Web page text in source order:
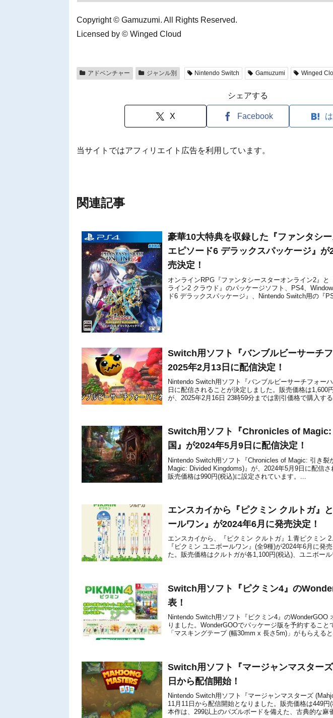
Copyright © Gamuzumi. All Rights Reserved.
Licensed by © Winged Cloud
アドベンチャー ジャンル別 Nintendo Switch Gamuzumi Winged
シェアする
X Facebook
当サイトではアフィリエイト広告を利用しています。
関連記事
豪華10大特典を収録した『ファンタシ
エピソード6 デラックスパッケージ』
売決定！
オンラインRPG『ファンタシースターオンライン2』と
ライン2 クラウド』のパッケージソフト、PS4、
ド6 デラックスパッケージ』、Nintendo Switch用の『
Switch用ソフト『バンブルビーサーチ
2025年2月13日に配信決定！
Nintendo Switch用ソフト『バンブルビーサーチフォー
日に配信されることが決定しました。販売価格は1,600
が、2025年2月16日 23時59分までは割引価格で購入す
Switch用ソフト『Chronicles of Magic:
国』が2024年5月9日に配信決定！
Nintendo Switch用ソフト『Chronicles of Magic: 引き裂
Magic: Divided Kingdoms)』が、2024年5月9日に配信さ
販売価格は990円(税込)に設定されています。...
エンスカイから『ピクミン クルトガ』
ールワン』が2024年6月に発売決定！
エンスカイから、『ピクミン クルトガ』1.青ピクミン
『ピクミン ユニボールワン』(全9種)が2024年6月に発
た。販売価格はクルトガが各1,100円(税込)、ユニボー
Switch用ソフト『ピクミン4』の
表！
Nintendo Switch用ソフト『ピクミン4』のWonderGOO
りました。WonderGOOでパッケージ版を予約すること
「マスキングテープ (幅30mm x 長さ5m)」がもらえる
Switch用ソフト『マージャンマスター
日から配信開始！
Nintendo Switch用ソフト『マージャンマスターズ
11月11日から配信開始となりました。販売価格は449円(
本作は、299以上のパズルボードを備えた、古典的な麻